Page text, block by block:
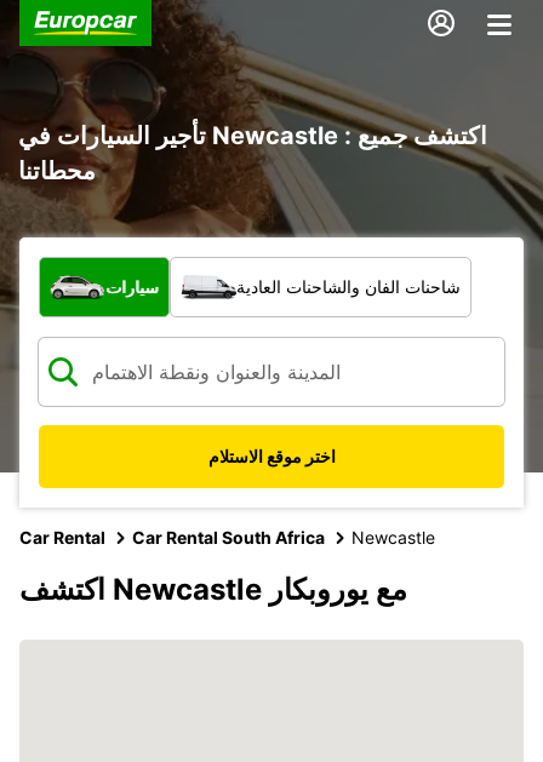
تأجير السيارات في Newcastle : اكتشف جميع
محطاتنا
ما نوع المركبة؟
سيارات شاحنات الفان والشاحنات العادية
اختر موقع الاستلام
Car Rental Car Rental South Africa Newcastle
اكتشف Newcastle مع يوروبكار